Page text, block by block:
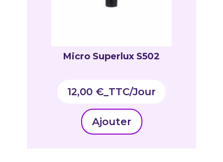
Micro Superlux S502
12,00 €_TTC
Ajouter